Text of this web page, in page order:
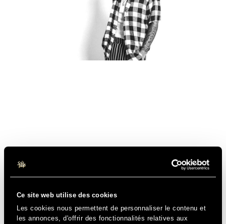
Ce site web utilise des cookies
Les cookies nous permettent de personnaliser le contenu et
les annonces, d'offrir des fonctionnalités relatives aux